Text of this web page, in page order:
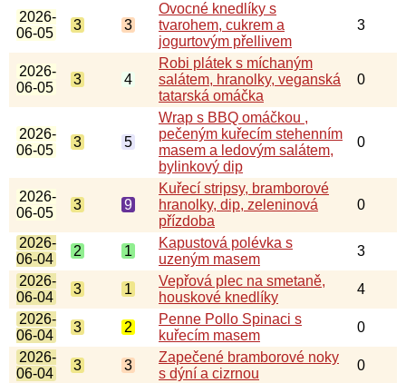
2026-
06-05
3 3
Ovocné knedlíky s
tvarohem, cukrem a
jogurtovým přellivem
3
2026-
06-05
3 4
Robi plátek s míchaným
salátem, hranolky, veganská
tatarská omáčka
0
2026-
06-05
3 5
Wrap s BBQ omáčkou ,
pečeným kuřecím stehenním
masem a ledovým salátem,
bylinkový dip
0
2026-
06-05
3 9
Kuřecí stripsy, bramborové
hranolky, dip, zeleninová
přízdoba
0
2026-
06-04
2 1
Kapustová polévka s
uzeným masem
3
2026-
06-04
3 1
Vepřová plec na smetaně,
houskové knedlíky
4
2026-
06-04
3 2
Penne Pollo Spinaci s
kuřecím masem
0
2026-
06-04
3 3
Zapečené bramborové noky
s dýní a cizrnou
0